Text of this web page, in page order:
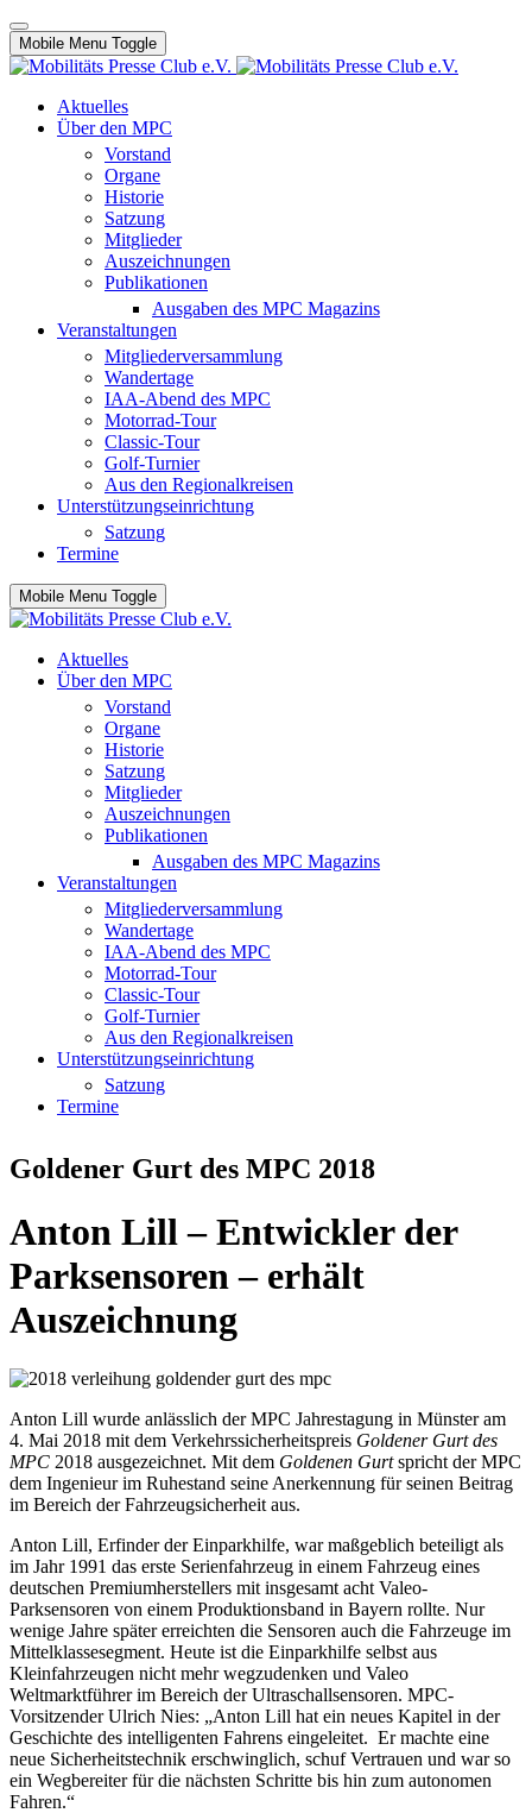
Mobile Menu Toggle
Aktuelles
Über den MPC
Vorstand
Organe
Historie
Satzung
Mitglieder
Auszeichnungen
Publikationen
Ausgaben des MPC Magazins
Veranstaltungen
Mitgliederversammlung
Wandertage
IAA-Abend des MPC
Motorrad-Tour
Classic-Tour
Golf-Turnier
Aus den Regionalkreisen
Unterstützungseinrichtung
Satzung
Termine
Mobile Menu Toggle
Aktuelles
Über den MPC
Vorstand
Organe
Historie
Satzung
Mitglieder
Auszeichnungen
Publikationen
Ausgaben des MPC Magazins
Veranstaltungen
Mitgliederversammlung
Wandertage
IAA-Abend des MPC
Motorrad-Tour
Classic-Tour
Golf-Turnier
Aus den Regionalkreisen
Unterstützungseinrichtung
Satzung
Termine
Goldener Gurt des MPC 2018
Anton Lill – Entwickler der
Parksensoren – erhält
Auszeichnung
Anton Lill wurde anlässlich der MPC Jahrestagung in Münster am
4. Mai 2018 mit dem Verkehrssicherheitspreis Goldener Gurt des
MPC 2018 ausgezeichnet. Mit dem Goldenen Gurtspricht der MPC
dem Ingenieur im Ruhestand seine Anerkennung für seinen Beitrag
im Bereich der Fahrzeugsicherheit aus.
Anton Lill, Erfinder der Einparkhilfe, war maßgeblich beteiligt als
im Jahr 1991 das erste Serienfahrzeug in einem Fahrzeug eines
deutschen Premiumherstellers mit insgesamt acht Valeo-
Parksensoren von einem Produktionsband in Bayern rollte. Nur
wenige Jahre später erreichten die Sensoren auch die Fahrzeuge im
Mittelklassesegment. Heute ist die Einparkhilfe selbst aus
Kleinfahrzeugen nicht mehr wegzudenken und Valeo
Weltmarktführer im Bereich der Ultraschallsensoren. MPC-
Vorsitzender Ulrich Nies: „Anton Lill hat ein neues Kapitel in der
Geschichte des intelligenten Fahrens eingeleitet. Er machte eine
neue Sicherheitstechnik erschwinglich, schuf Vertrauen und war so
ein Wegbereiter für die nächsten Schritte bis hin zum autonomen
Fahren.“